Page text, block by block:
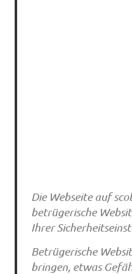
Die Webseite auf
betrügerische
Ihrer
Betrügerische
bringen, etwas